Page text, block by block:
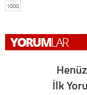
1000
İlk